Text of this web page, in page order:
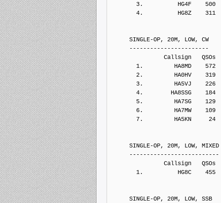
3.          HG4F    500
4.          HG8Z    311
SINGLE-OP, 20M, LOW, CW
-----------------------
Callsign   QSOs  Points
1.         HA8MD    572
2.         HA0HV    319
3.         HA5VJ    226
4.        HA8SSG    184
5.         HA7SG    129
6.         HA7MW    109
7.         HA5KN     24
SINGLE-OP, 20M, LOW, MIXED
--------------------------
Callsign   QSOs  Points
1.          HG8C    455
SINGLE-OP, 20M, LOW, SSB